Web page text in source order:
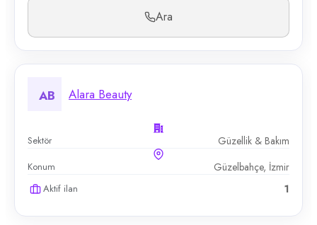
Ara
AB Alara Beauty
Sektör Güzellik & Bakım
Konum Güzelbahçe, İzmir
Aktif ilan 1